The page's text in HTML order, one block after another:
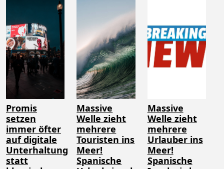
Promis
setzen
immer öfter
auf digitale
Unterhaltung
statt
Massive
Welle zieht
mehrere
Touristen ins
Meer!
Spanische
Massive
Welle zieht
mehrere
Urlauber ins
Meer!
Spanische